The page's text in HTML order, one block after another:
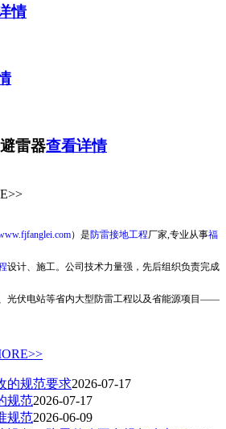
情
雷器查看详情
）是防雷接地工程厂家,专业从事福
设计、施工。公司技术力量强，先后组织负责完成
光伏电站等省内大型防雷工程以及省能源项目——
的规范要求2026-07-17
规范2026-07-17
规范2026-06-09